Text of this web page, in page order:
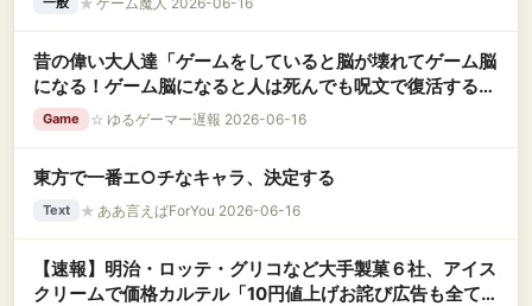
昔の偉い大人達「ゲームをしていると脳が壊れてゲーム脳
になる！ゲーム脳になると人は死んでも呪文で復活すると
か思いだす！」←この理論
Game ☆ ゆるゲーマー遅報 2026-06-16
東方で一番エ○チなキャラ、決定する
Text ★ ああ言えばForYou 2026-06-16
【速報】明治・ロッテ・グリコなど大手製菓６社、アイス
クリームで価格カルテル「10円値上げお詫び広告も全てパ